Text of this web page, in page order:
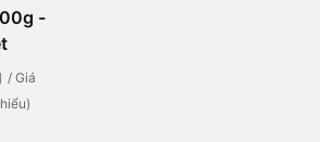
-
/ Giá